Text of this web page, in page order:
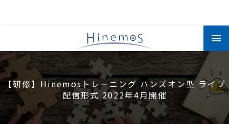
コ
ン
テ
【研修】Hinemosトレーニング ハンズオン型 ライブ
配信形式 2022年4月開催